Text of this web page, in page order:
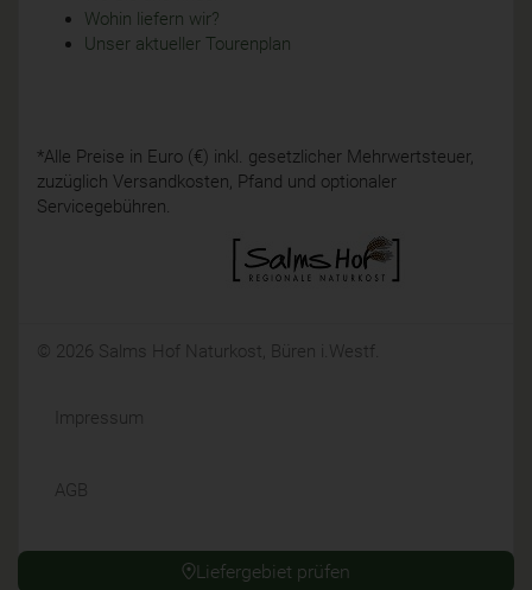
Liefergebiet prüfen
Wohin liefern wir?
Unser aktueller Tourenplan
*Alle Preise in Euro (€) inkl. gesetzlicher Mehrwertsteuer,
zuzüglich Versandkosten, Pfand und optionaler
Servicegebühren.
© 2026 Salms Hof Naturkost, Büren i.Westf.
Impressum
AGB